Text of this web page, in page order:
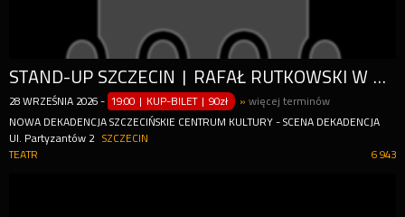
STAND-UP SZCZECIN | RAFAŁ RUTKOWSKI W PROGRAMIE "WEHIKUŁ CZASU"
28 WRZEŚNIA 2026 - 19:00 | KUP-BILET |90zł »więcej terminów
NOWA DEKADENCJA SZCZECIŃSKIE CENTRUM KULTURY - SCENA DEKADENCJA
Ul. Partyzantów 2
SZCZECIN
6 943
TEATR